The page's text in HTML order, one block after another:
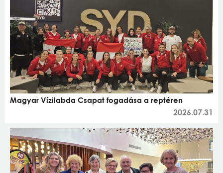
Magyar Vízilabda Csapat fogadása a reptéren
2026.07.31